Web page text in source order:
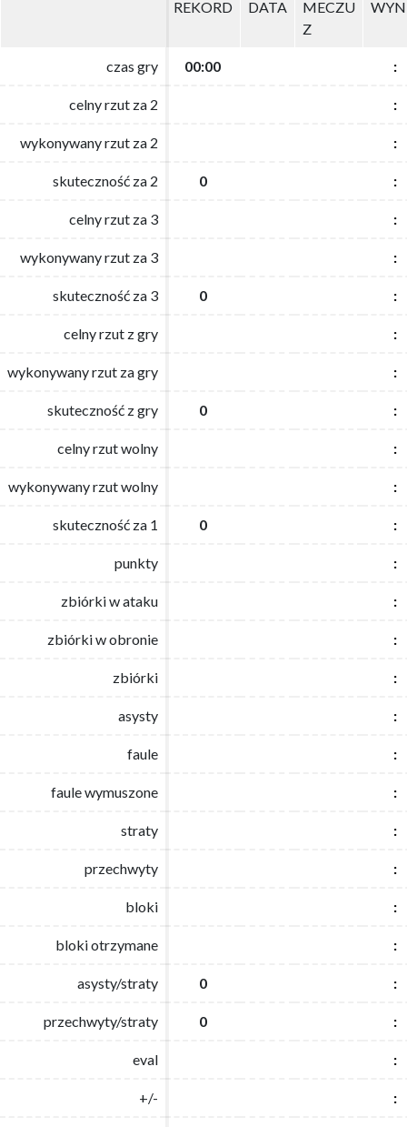
REKORD DATA
MECZU
Z
czas gry 00:00 :
celny rzut za 2 :
wykonywany rzut za 2 :
skuteczność za 2 0 :
celny rzut za 3 :
wykonywany rzut za 3 :
skuteczność za 3 0 :
celny rzut z gry :
wykonywany rzut za gry :
skuteczność z gry 0 :
celny rzut wolny :
wykonywany rzut wolny :
skuteczność za 1 0 :
punkty :
zbiórki w ataku :
zbiórki w obronie :
zbiórki :
asysty :
faule :
faule wymuszone :
straty :
przechwyty :
bloki :
bloki otrzymane :
asysty/straty 0 :
przechwyty/straty 0 :
eval :
+/- :
REKORD DATA
MECZU
Z
czas gry 00:00 :
celny rzut za 2 :
wykonywany rzut za 2 :
skuteczność za 2 0 :
celny rzut za 3 :
wykonywany rzut za 3 :
skuteczność za 3 0 :
celny rzut z gry :
wykonywany rzut za gry :
skuteczność z gry 0 :
celny rzut wolny :
wykonywany rzut wolny :
skuteczność za 1 0 :
punkty :
zbiórki w ataku :
zbiórki w obronie :
zbiórki :
asysty :
faule :
faule wymuszone :
straty :
przechwyty :
bloki :
bloki otrzymane :
asysty/straty 0 :
przechwyty/straty 0 :
eval :
+/- :